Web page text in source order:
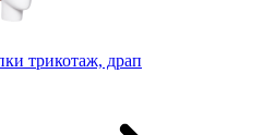
трикотаж, драп